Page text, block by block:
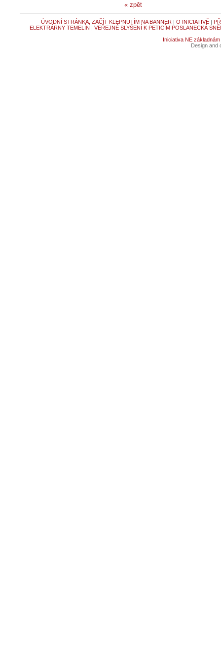
« zpět
ÚVODNÍ STRÁNKA, ZAČÍT KLEPNUTÍM NA BANNER | O INICIATIVĚ|
ELEKTRÁRNY TEMELÍN | VEŘEJNÉ SLYŠENÍ K PETICÍM POSLANECKÁ
Iniciativa NE základnám
Design and